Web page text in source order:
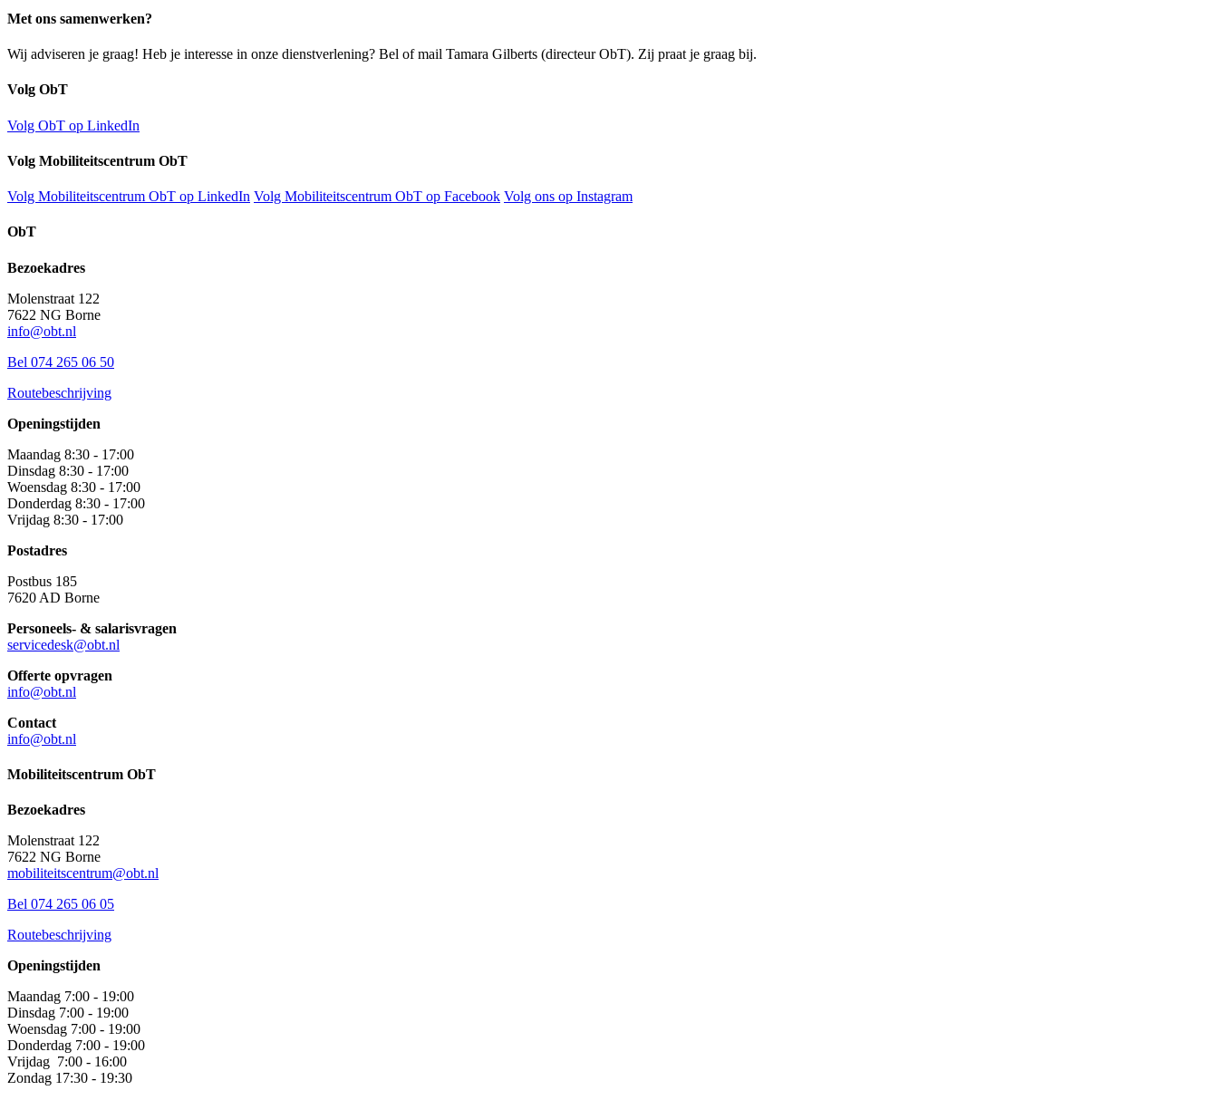
Met ons samenwerken?
Wij adviseren je graag! Heb je interesse in onze dienstverlening? Bel of mail Tamara Gilberts (directeur ObT). Zij praat je graag bij.
Volg ObT
Volg ObT op LinkedIn
Volg Mobiliteitscentrum ObT
Volg Mobiliteitscentrum ObT op LinkedIn Volg Mobiliteitscentrum ObT op Facebook Volg ons op Instagram
ObT
Bezoekadres
Molenstraat 122
7622 NG Borne
info@obt.nl
Bel 074 265 06 50
Routebeschrijving
Openingstijden
Maandag 8:30 - 17:00
Dinsdag 8:30 - 17:00
Woensdag 8:30 - 17:00
Donderdag 8:30 - 17:00
Vrijdag 8:30 - 17:00
Postadres
Postbus 185
7620 AD Borne
Personeels- & salarisvragen
servicedesk@obt.nl
Offerte opvragen
info@obt.nl
Contact
info@obt.nl
Mobiliteitscentrum ObT
Bezoekadres
Molenstraat 122
7622 NG Borne
mobiliteitscentrum@obt.nl
Bel 074 265 06 05
Routebeschrijving
Openingstijden
Maandag 7:00 - 19:00
Dinsdag 7:00 - 19:00
Woensdag 7:00 - 19:00
Donderdag 7:00 - 19:00
Vrijdag 7:00 - 16:00
Zondag 17:30 - 19:30